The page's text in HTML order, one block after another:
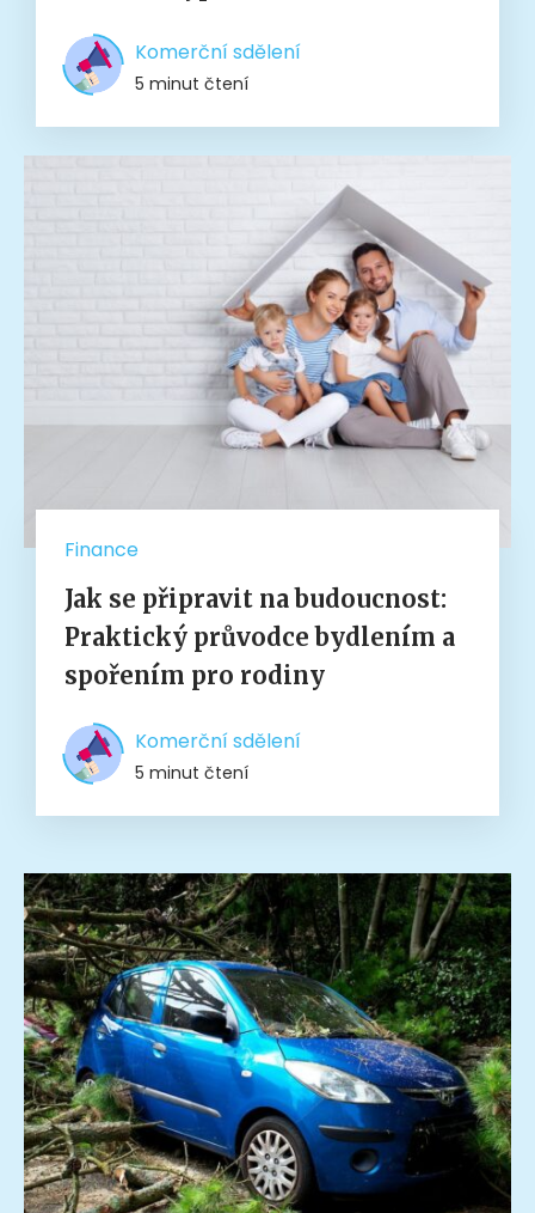
Komerční sdělení
5 minut čtení
Finance
Jak se připravit na budoucnost:
Praktický průvodce bydlením a
spořením pro rodiny
Komerční sdělení
5 minut čtení